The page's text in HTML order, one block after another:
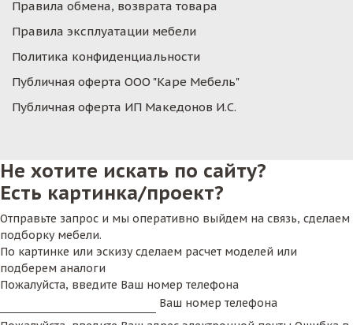
Правила обмена, возврата товара
Правила эксплуатации мебели
Политика конфиденциальности
Публичная оферта ООО "Каре Мебель"
Публичная оферта ИП Македонов И.С.
Не хотите искать по сайту?
Есть картинка/проект?
Отправьте запрос и мы оперативно выйдем на связь, сделаем
подборку мебели.
По картинке или эскизу сделаем расчет моделей или
подберем аналоги
Пожалуйста, введите Ваш номер телефона
Ваш номер телефона